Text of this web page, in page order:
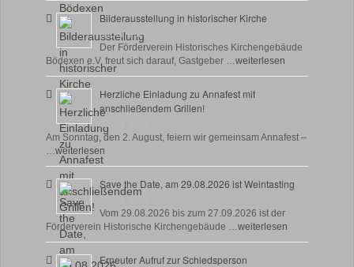
Bilderausstellung in historischer Kirche
30 Juli, 2026
Der Förderverein Historisches Kirchengebäude
Bödexen e.V. freut sich darauf, Gastgeber …weiterlesen
Herzliche Einladung zu Annafest mit
anschließendem Grillen!
Am Sonntag, den 2. August, feiern wir gemeinsam Annafest –
…weiterlesen
Save the Date, am 29.08.2026 ist Weintasting
Vom 29.08.2026 bis zum 27.09.2026 ist der
Förderverein Historische Kirchengebäude …weiterlesen
Erneuter Aufruf zur Schiedsperson